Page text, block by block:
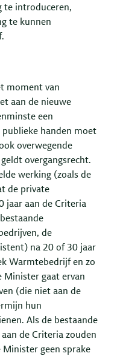
te introduceren,
te kunnen
moment van
aan de nieuwe
een
publieke handen moet
overwegende
geldt overgangsrecht.
werking (zoals de
de private
jaar aan de Criteria
de
na 20 of 30 jaar
Warmtebedrijf en zo
Minister gaat ervan
(die niet aan de
hun
Als de bestaande
de Criteria zouden
Minister geen sprake